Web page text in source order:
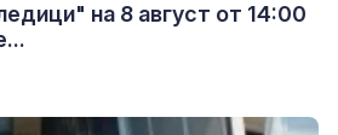
на 8 август от 14:00